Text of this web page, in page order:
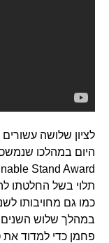
לציון שלושה עשורים
היום במהלכו שנמשכו
תלוי בשל החלטתו
כמו גם מחויבותו
במהלך שלוש השנים
פחמן כדי למדוד את